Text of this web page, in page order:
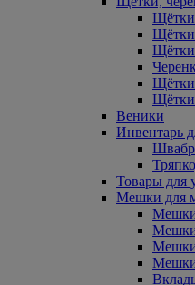
Щётки
Щётки
Щётки
Веники
Инвентарь
Товары для
Мешки для
Мешки
Мешки
Мешки
Мешки